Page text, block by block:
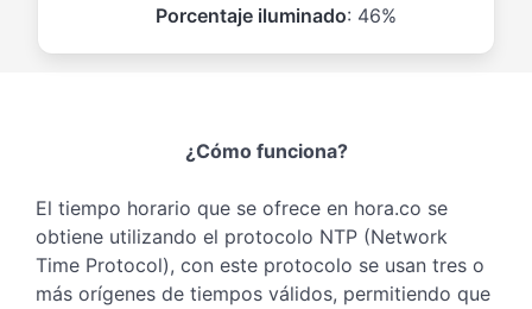
Porcentaje iluminado: 46%
¿Cómo funciona?
El tiempo horario que se ofrece en hora.co se
obtiene utilizando el protocolo NTP (Network
Time Protocol), con este protocolo se usan tres o
más orígenes de tiempos válidos, permitiendo que